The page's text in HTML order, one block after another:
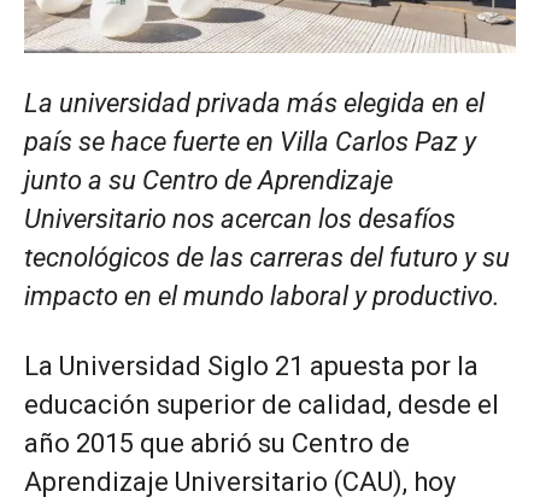
La universidad privada más elegida en el
país se hace fuerte en Villa Carlos Paz y
junto a su Centro de Aprendizaje
Universitario nos acercan los desafíos
tecnológicos de las carreras del futuro y su
impacto en el mundo laboral y productivo.
La Universidad Siglo 21 apuesta por la
educación superior de calidad, desde el
año 2015 que abrió su Centro de
Aprendizaje Universitario (CAU), hoy